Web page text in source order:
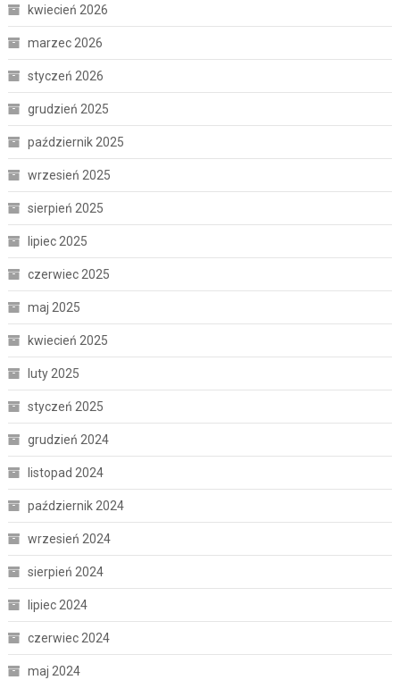
kwiecień 2026
marzec 2026
styczeń 2026
grudzień 2025
październik 2025
wrzesień 2025
sierpień 2025
lipiec 2025
czerwiec 2025
maj 2025
kwiecień 2025
luty 2025
styczeń 2025
grudzień 2024
listopad 2024
październik 2024
wrzesień 2024
sierpień 2024
lipiec 2024
czerwiec 2024
maj 2024